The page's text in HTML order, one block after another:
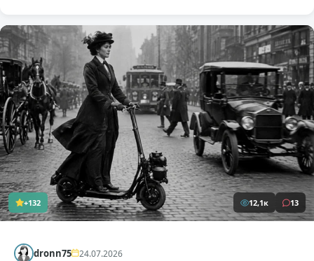
+132 12,1к 13
dronn75 24.07.2026